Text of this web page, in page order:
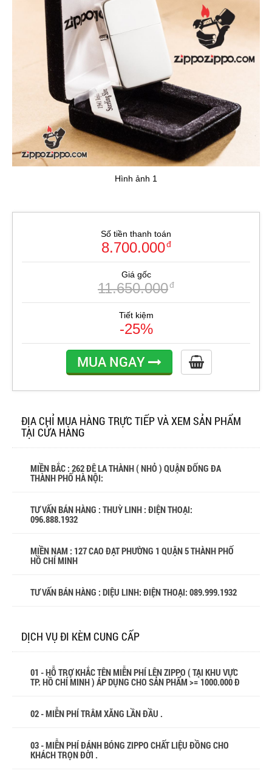
Hình ảnh 1
Số tiền thanh toán
8.700.000đ
Giá gốc
11.650.000đ
Tiết kiệm
-25%
MUA NGAY
ĐỊA CHỈ MUA HÀNG TRỰC TIẾP VÀ XEM SẢN PHẨM
TẠI CỬA HÀNG
MIỀN BẮC : 262 ĐÊ LA THÀNH ( NHỎ ) QUẬN ĐỐNG ĐA
THÀNH PHỐ HÀ NỘI:
TƯ VẤN BÁN HÀNG : THUỲ LINH : ĐIỆN THOẠI:
096.888.1932
MIỀN NAM : 127 CAO ĐẠT PHƯỜNG 1 QUẬN 5 THÀNH PHỐ
HỒ CHÍ MINH
TƯ VẤN BÁN HÀNG : DIỆU LINH: ĐIỆN THOẠI: 089.999.1932
DỊCH VỤ ĐI KÈM CUNG CẤP
01 - HỖ TRỢ KHẮC TÊN MIỄN PHÍ LÊN ZIPPO ( TẠI KHU VỰC
TP. HỒ CHÍ MINH ) ÁP DỤNG CHO SẢN PHẨM >= 1000.000 Đ
02 - MIỄN PHÍ TRÂM XĂNG LẦN ĐẦU .
03 - MIỄN PHÍ ĐÁNH BÓNG ZIPPO CHẤT LIỆU ĐỒNG CHO
KHÁCH TRỌN ĐỜI .